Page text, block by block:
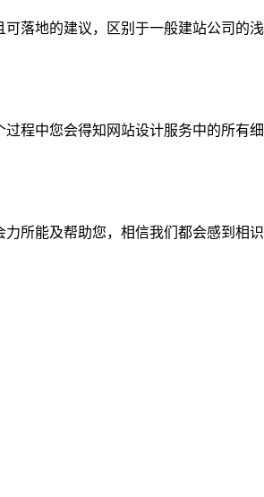
落地的建议，区别于一般建站公司的
程中您会得知网站设计服务中的所有
所能及帮助您，相信我们都会感到相